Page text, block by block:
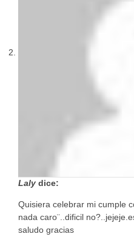
Laly dice:
Quisiera celebrar mi cumple
nada caro¨..dificil
saludo gracias